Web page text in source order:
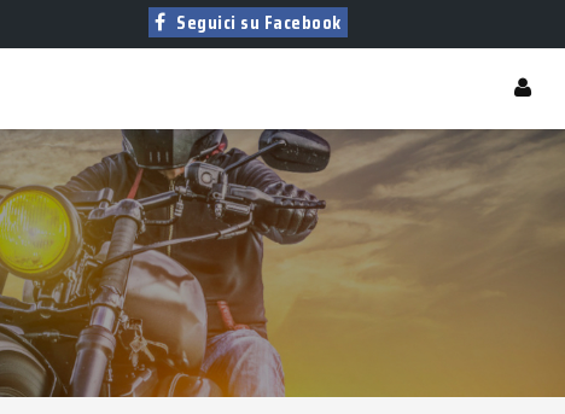
Seguici su Facebook